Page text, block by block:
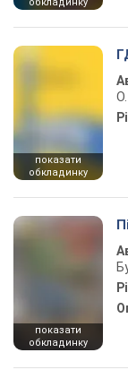
показати
обкладинку
показати
обкладинку